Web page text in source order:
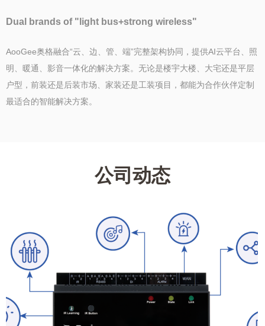
Dual brands of "light bus+strong wireless"
AooGee奥格融合“云、边、管、端”完整架构协同，提供AI云平台、照
明、暖通、影音一体化的解决方案。无论是楼宇大楼、大宅还是平层
户型，前装还是后装市场、家装还是工装项目，都能为合作伙伴定制
最适合的智能解决方案。
公司动态